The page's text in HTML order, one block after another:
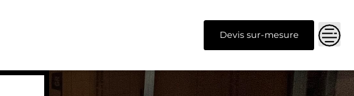
Devis sur-mesure